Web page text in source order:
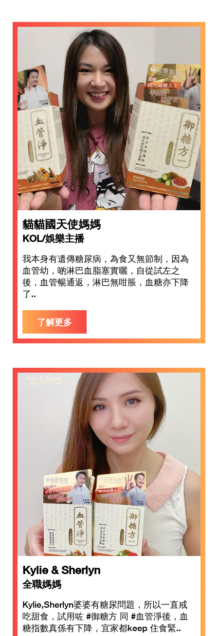
貓貓國天使媽媽
KOL/娛樂主播
我本身有遺傳糖尿病，為食又無節制，因為
血管幼，啲淋巴血脂塞實曬，自從試左之
後，血管暢通返，淋巴無咁脹，血糖亦下降
了..
了解更多
Kylie & Sherlyn
全職媽媽
Kylie,Sherlyn婆婆有糖尿問題，所以一直戒
吃甜食，試用咗 #御糖方 同 #血管淨後，血
糖指數真係有下降，宜家都keep 住食緊..